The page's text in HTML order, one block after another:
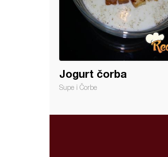
Jogurt čorba
Supe i Čorbe